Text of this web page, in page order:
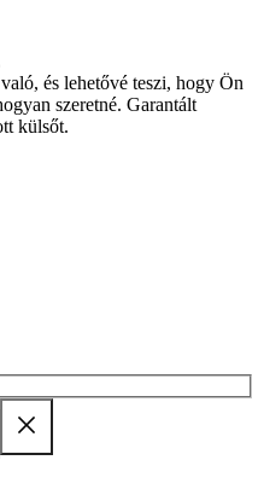
és lehetővé teszi, hogy Ön
szeretné. Garantált
külsőt.